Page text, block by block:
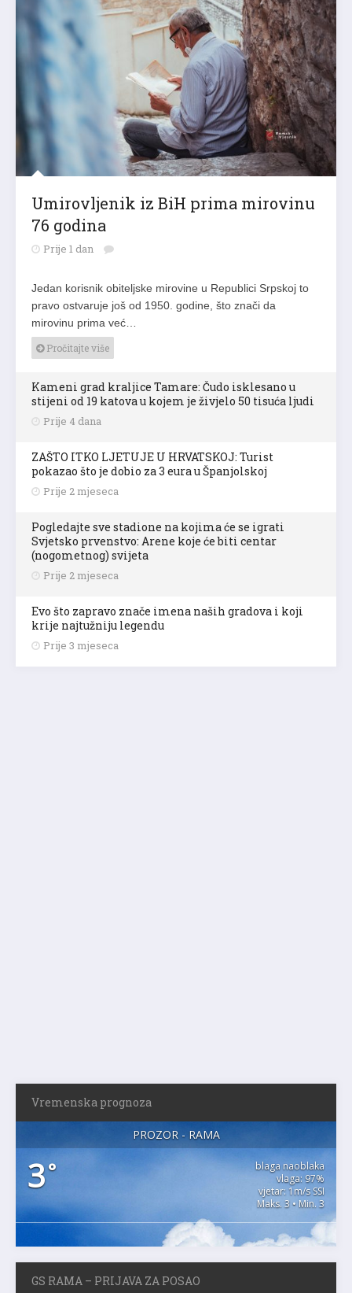
Umirovljenik iz BiH prima mirovinu
76 godina
Prije 1 dan
Jedan korisnik obiteljske mirovine u Republici Srpskoj to
pravo ostvaruje još od 1950. godine, što znači da
mirovinu prima već…
Pročitajte više
Kameni grad kraljice Tamare: Čudo isklesano u
stijeni od 19 katova u kojem je živjelo 50 tisuća ljudi
Prije 4 dana
ZAŠTO ITKO LJETUJE U HRVATSKOJ: Turist
pokazao što je dobio za 3 eura u Španjolskoj
Prije 2 mjeseca
Pogledajte sve stadione na kojima će se igrati
Svjetsko prvenstvo: Arene koje će biti centar
(nogometnog) svijeta
Prije 2 mjeseca
Evo što zapravo znače imena naših gradova i koji
krije najtužniju legendu
Prije 3 mjeseca
Vremenska prognoza
PROZOR - RAMA
3°
blaga naoblaka
vlaga: 97%
vjetar: 1m/s SSI
Maks. 3 • Min. 3
GS RAMA – PRIJAVA ZA POSAO